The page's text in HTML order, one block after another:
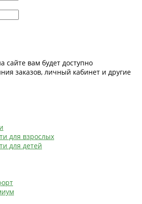
сайте вам будет доступно
заказов, личный кабинет и другие
для взрослых
для детей